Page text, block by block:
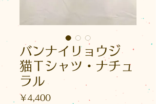
バンナイリョウジ
猫Ｔシャツ・ナチュ
ラル
￥4,400価